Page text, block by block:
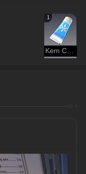
1
Kem Cường Hóa: Băng